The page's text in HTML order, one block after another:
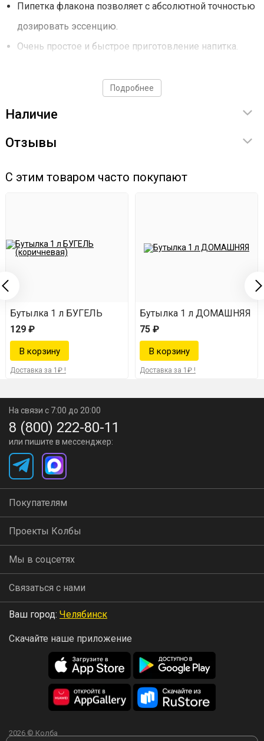
Пипетка флакона позволяет с абсолютной точностью
дозировать эссенцию.
Очень простое и быстрое приготовление напитка.
Способ применения
Содержимое флакона добавить в самогон или
Настаивать 3-5 дней в темном месте при
Подробнее
Наличие
Отзывы
С этим товаром часто покупают
Бутылка 1 л БУГЕЛЬ
129 ₽
Доставка за 1₽ !
Бутылка 1 л ДОМАШНЯЯ
75 ₽
Доставка за 1₽ !
На связи с 7:00 до 20:00
8 (800) 222-80-11
или пишите в мессенджер:
Покупателям
Проекты Колбы
Мы в соцсетях
Связаться с нами
Ваш город: Челябинск
Скачайте наше приложение
2026 © Колба